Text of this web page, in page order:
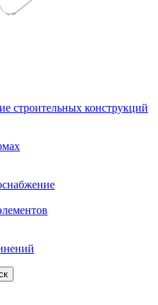
строительных конструкций